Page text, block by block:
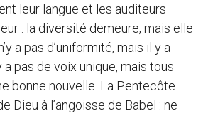
leur langue et les auditeurs
: la diversité demeure, mais elle
a pas d’uniformité, mais il y a
a pas de voix unique, mais tous
bonne nouvelle. La Pentecôte
Dieu à l’angoisse de Babel : ne